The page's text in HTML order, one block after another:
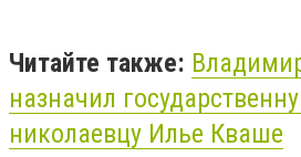
Читайте также:
назначил
николаевцу Илье Кваше